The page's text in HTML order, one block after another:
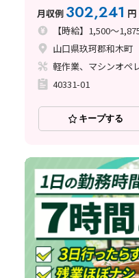
月収例 302,241 円
【時給】1,500～
山口県玖珂郡和木町
40331-01
キープする